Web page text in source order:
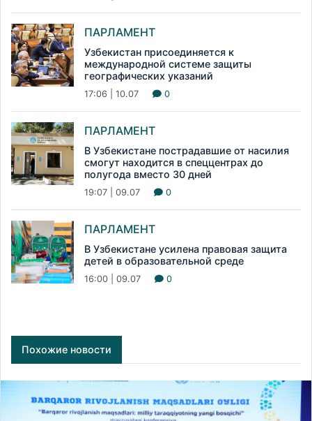
ПАРЛАМЕНТ
Узбекистан присоединяется к
международной системе защиты
географических указаний
17:06 | 10.07 0
ПАРЛАМЕНТ
В Узбекистане пострадавшие от насилия
смогут находится в спеццентрах до
полугода вместо 30 дней
19:07 | 09.07 0
ПАРЛАМЕНТ
В Узбекистане усилена правовая защита
детей в образовательной среде
16:00 | 09.07 0
Похожие новости